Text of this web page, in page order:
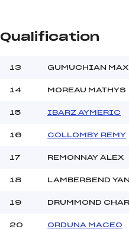
Qualification
13 GUMUCHIAN
14 MOREAU MATHYS
15 IBARZ AYMERIC
16 COLLOMBY REMY
17 REMONNAY ALEX
18 LAMBERSEND
19 DRUMMOND
20 ORDUNA MACEO